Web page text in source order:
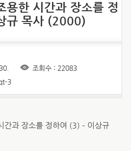
용한 시간과 장소를 정
규 목사 (2000)
조회수 : 22083
3
간과 장소를 정하여 (3) – 이상규